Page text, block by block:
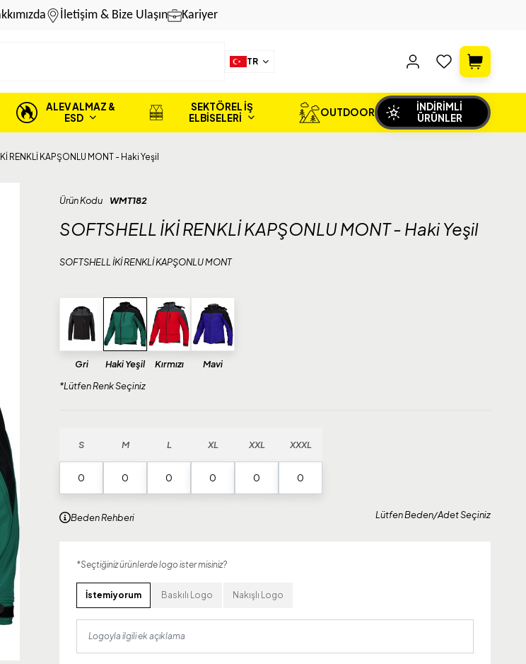
İletişim & Bize Ulaşın Kariyer
TR
ALEV ALMAZ &
ESD
SEKTÖREL İŞ
ELBİSELERİ
OUTDOOR
İNDİRİMLİ
ÜRÜNLER
RENKLİ KAPŞONLU MONT - Haki Yeşil
Ürün Kodu WMT182
SOFTSHELL İKİ RENKLİ KAPŞONLU MONT - Haki Yeşil
SOFTSHELL İKİ RENKLİ KAPŞONLU MONT
Gri Haki Yeşil Kırmızı
Mavi
*Lütfen Renk Seçiniz
S M L XL XXL XXXL
Beden Rehberi Lütfen Beden/Adet Seçiniz
*Seçtiğiniz ürünlerde logo ister misiniz?
İstemiyorum Baskılı Logo Nakışlı Logo